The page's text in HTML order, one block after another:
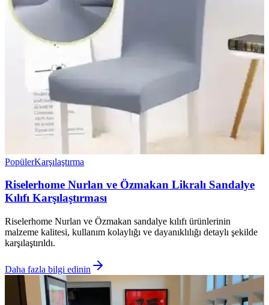
PopülerKarşılaştırma
Riselerhome Nurlan ve Özmakan Likralı Sandalye
Kılıfı Karşılaştırması
Riselerhome Nurlan ve Özmakan sandalye kılıfı ürünlerinin
malzeme kalitesi, kullanım kolaylığı ve dayanıklılığı detaylı şekilde
karşılaştırıldı.
Daha fazla bilgi edinin